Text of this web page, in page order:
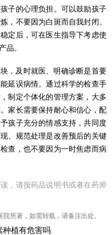
子的心理负担。可以鼓励孩子
，不要因为白斑而自我封闭。
定后，可在医生指导下考虑使
品。
，及时就医、明确诊断是首要
延误病情。通过科学的检查手
制定个体化的管理方案，大多
家长需要保持耐心和信心，配
孩子充分的情感支持，共同度
、规范处理是改善预后的关键
查，也不要因为一时焦虑而病
，请按药品说明书或者在药师
所著，如需转载，请备注出处。
种植有危害吗